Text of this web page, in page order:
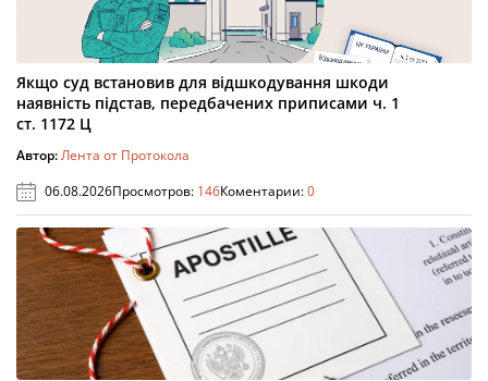
Якщо суд встановив для відшкодування шкоди
наявність підстав, передбачених приписами ч. 1
ст. 1172 Ц
Автор:Лента от Протокола
06.08.2026Просмотров: 146Коментарии:0